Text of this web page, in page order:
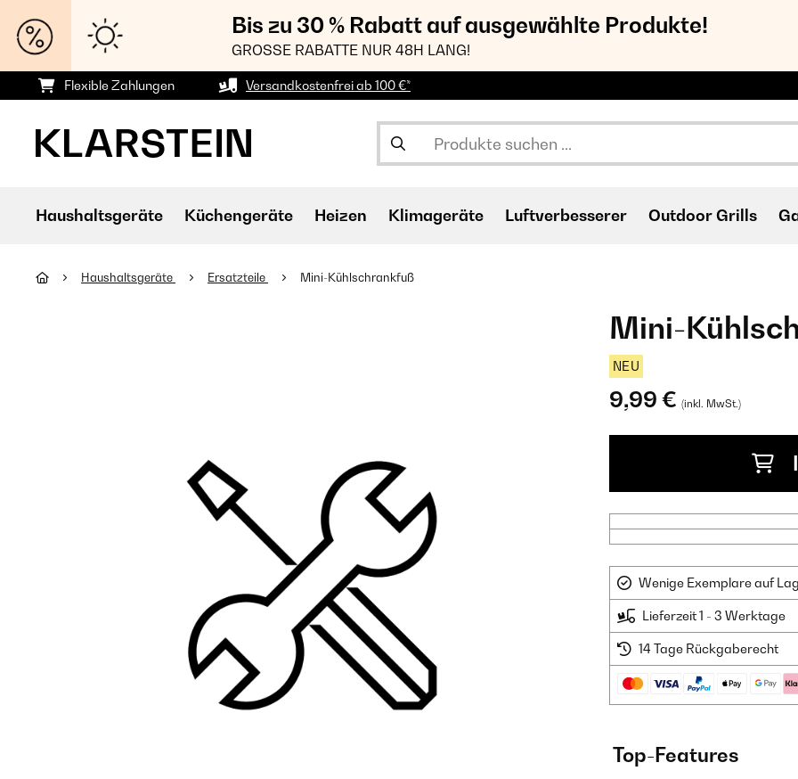
Bis zu 30 % Rabatt auf ausgewählte Produkte!
GROSSE RABATTE NUR 48H LANG!
Flexible Zahlungen Versandkostenfrei ab 100 €*
Haushaltsgeräte Küchengeräte Heizen Klimageräte Luftverbesserer Outdoor Grills
Haushaltsgeräte Ersatzteile Mini-Kühlschrankfuß
Mini-
NEU
9,99 € (inkl. MwSt.)
Wenige Exemplare auf
Lieferzeit 1 - 3 Werktage
14 Tage Rückgaberecht
Top-Features